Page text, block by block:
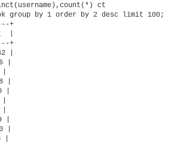
ct
group by 1 order by 2 desc limit 100;
+
|
+
|
|
|
|
|
|
|